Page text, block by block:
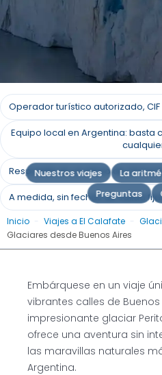
Viajes al
Moreno
Viaje desde Buenos
Perito
Solicita un
Nuestros viajes La
Preguntas
Operador turístico autorizado, CIF
Equipo local en Argentina:
Respuesta en un plazo de 24
A medida, sin fechas de salida
Inicio - Viajes a El Calafate -
Glaciares desde Buenos Aires
Embárquese en un viaje
vibrantes calles de
impresionante glaciar
ofrece una aventura sin
las maravillas naturales
Argentina.